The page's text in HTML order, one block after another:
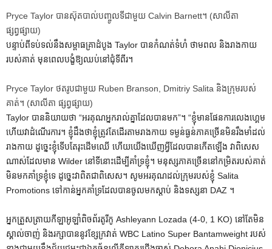
Pryce Taylor បាន​ស៊ុត​បាល់​បញ្ចូល​ទី​ជាមួយ Calvin Barnett។ (សាលីតា
ផ្សព្វផ្សាយ)
បន្ទាប់ពីទប់ទល់នឹងសម្ពាធគ្រាដំបូង Taylor បានកំណត់ទំហំ ថាមពល និងរាងកាយ
របស់គាត់ មុនពេលបង្ខំឱ្យឈប់នៅជុំទីពីរ។
Pryce Taylor ថតរូបជាមួយ Ruben Branson, Dmitriy Salita និងក្រុមរបស់
គាត់។ (សាលីតា ផ្សព្វផ្សាយ)
Taylor បាន​និយាយ​ថា “អរគុណ​អ្នក​រាល់​គ្នា​ដែល​បាន​មក”។ “ខ្ញុំមានផែនការលេងហ្គេម
ហើយវាដំណើរការ។ ខ្ញុំដឹងថាខ្ញុំត្រូវតែដើរតាមរាងកាយ ទម្ងន់ធ្ងន់ភាគច្រើនមិនរឹងមាំដល់
រាងកាយ ដូច្នេះខ្ញុំទើបតែរុះដើមឈើ ហើយយើងឃើញអ្វីដែលបានកើតឡើង វាពិសេស
ណាស់ដែលមាន Wilder នៅទីនោះដើម្បីគាំទ្រខ្ញុំ។ មនុស្សភាគច្រើននៅកម្រិតរបស់គាត់
មិនមកគាំទ្រខ្ញុំទេ ដូច្នេះវាពិតជាពិសេស។ សូមអរគុណដល់ក្រុមរបស់ខ្ញុំ Salita
Promotions ទៅកាន់អ្នកគាំទ្រដែលបានចូលមកស្តាប់ និងទស្សនា DAZ ។
អ្នកត្រួសត្រាយកីឡាអូឡាំពិចព័រតូរីកូ Ashleyann Lozada (4-0, 1 KO) នៅតែមិន
ស្គាល់ចាញ់ និងរក្សាបាននូវខ្សែក្រវាត់ WBC Latino Super Bantamweight របស់